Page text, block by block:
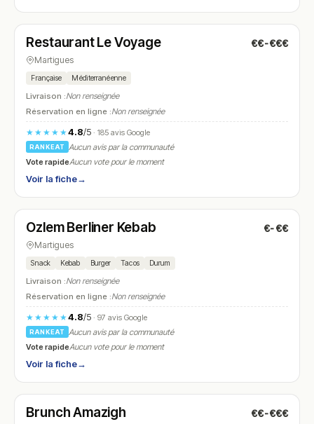
N° 8
Restaurant Le Voyage €€-€€€
Martigues
Française Méditerranéenne
Livraison :Non renseignée
Réservation en ligne :Non renseignée
★★★★★4.8/5· 185 avis Google
RANKEAT
Aucun avis par la communauté
Vote rapideAucun vote pour le moment
Voir la fiche→
N° 9
Ozlem Berliner Kebab €-€€
Martigues
Snack Kebab Burger Tacos Durum
Livraison :Non renseignée
Réservation en ligne :Non renseignée
★★★★★4.8/5· 97 avis Google
RANKEAT
Aucun avis par la communauté
Vote rapideAucun vote pour le moment
Voir la fiche→
N° 10
Brunch Amazigh €€-€€€